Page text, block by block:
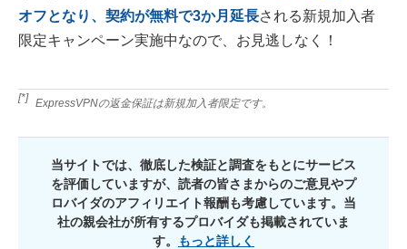
オフとなり、契約が無料で3か月延長される新規加入者
限定キャンペーン実施中なので、お見逃しなく！
[*] ExpressVPNの返金保証は新規加入者限定です。
当サイトでは、徹底した検証と調査をもとにサービス
を評価していますが、読者の皆さまからのご意見やプ
ロバイダのアフィリエイト報酬も考慮しています。当
社の親会社が所有するプロバイダも掲載されていま
す。
もっと詳しく